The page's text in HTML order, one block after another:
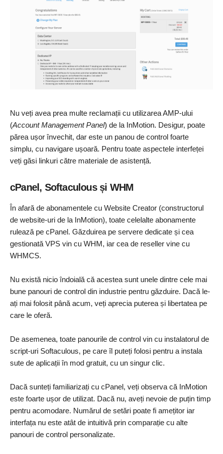
Nu veți avea prea multe reclamații cu utilizarea AMP-ului
(Account Management Panel) de la InMotion. Desigur, poate
părea ușor învechit, dar este un panou de control foarte
simplu, cu navigare ușoară. Pentru toate aspectele interfeței
veți găsi linkuri către materiale de asistență.
cPanel, Softaculous și WHM
În afară de abonamentele cu Website Creator (constructorul
de website-uri de la InMotion), toate celelalte abonamente
rulează pe cPanel. Găzduirea pe servere dedicate și cea
gestionată VPS vin cu WHM, iar cea de reseller vine cu
WHMCS.
Nu există nicio îndoială că acestea sunt unele dintre cele mai
bune panouri de control din industrie pentru găzduire. Dacă le-
ați mai folosit până acum, veți aprecia puterea și libertatea pe
care le oferă.
De asemenea, toate panourile de control vin cu instalatorul de
script-uri Softaculous, pe care îl puteți folosi pentru a instala
sute de aplicații în mod gratuit, cu un singur clic.
Dacă sunteți familiarizați cu cPanel, veți observa că InMotion
este foarte ușor de utilizat. Dacă nu, aveți nevoie de puțin timp
pentru acomodare. Numărul de setări poate fi amețitor iar
interfața nu este atât de intuitivă prin comparație cu alte
panouri de control personalizate.